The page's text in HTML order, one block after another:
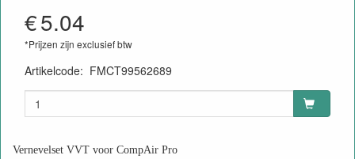
€5.04
*Prijzen zijn exclusief btw
Artikelcode: FMCT99562689
Vernevelset VVT voor CompAir Pro